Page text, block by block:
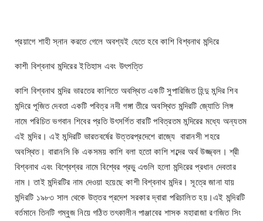
প্রয়াগে শাহী স্নান করতে গেলে অবশ্যই যেতে হবে কাশি বিশ্বনাথ মন্দিরে
কাশী বিশ্বনাথ মন্দিরের ইতিহাস এবং উৎপত্তি
কাশি বিশ্বনাথ মন্দির ভারতের কাশিতে অবস্থিত একটি সুপারিজিত হিন্দু মন্দির শিব
মন্দিরে পূজিত দেবতা একটি পবিত্র নদী গঙ্গা তীরে অবস্থিত মন্দিরটি জ্যোতি লিঙ্গ
নামে পরিচিত ভগবান শিবের প্রতি উৎসর্গিত বারটি পবিত্রতম মন্দিরের মধ্যে অন্যতম
এই মন্দির। এই মন্দিরটি ভারতবর্ষের উত্তরপ্রদেশে রাজ্যে বারানসী শহরে
অবস্থিত। বারানসি কি একসময় কাশি বলা হতো কাশি শব্দের অর্থ উজ্জ্বল। শ্রী
বিশ্বনাথ এবং বিশ্বেশ্বর নামে বিশ্বের প্রভু এগুলি হলো মন্দিরের প্রধান দেবতার
নাম। তাই মন্দিরটির নাম দেওয়া হয়েছে কাশী বিশ্বনাথ মন্দির। সূত্রে জানা যায়
মন্দিরটি ১৯৮৩ সাল থেকে উত্তর প্রদেশ সরকার দ্বারা পরিচালিত হয়।এই মন্দিরটি
বর্তমানে তিনটি গম্বুজ নিয়ে গঠিত তৎকালীন পাঞ্জাবের শাসক মহারাজা রণজিত সিং